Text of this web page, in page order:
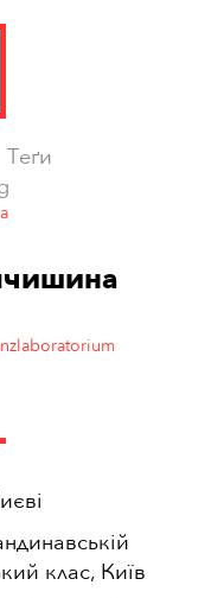
Теґи
клас, Київ